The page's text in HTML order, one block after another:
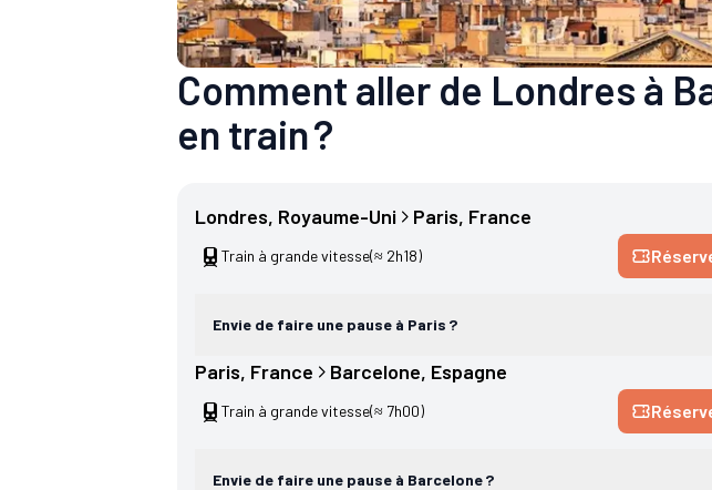
Comment aller de Londres à
en train ?
Londres, Royaume-Uni Paris, France
Train à grande vitesse(≈ 2h18)
Envie de faire une pause à Paris ?
Paris, France Barcelone, Espagne
Train à grande vitesse(≈ 7h00)
Envie de faire une pause à Barcelone ?